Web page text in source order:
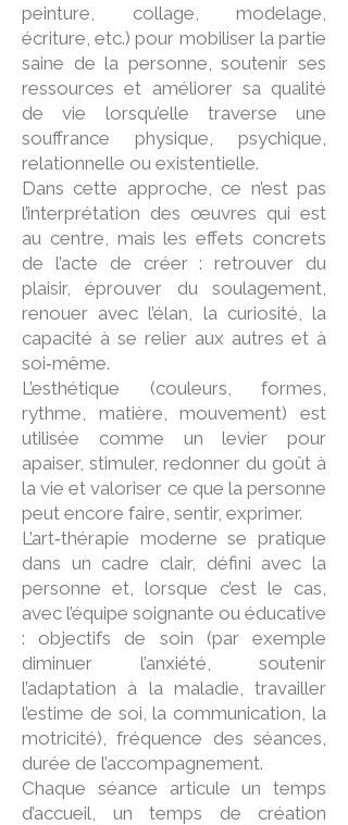
peinture, collage, modelage,
écriture, etc.) pour mobiliser la partie
saine de la personne, soutenir ses
ressources et améliorer sa qualité
de vie lorsqu’elle traverse une
souffrance physique, psychique,
relationnelle ou existentielle.
Dans cette approche, ce n’est pas
l’interprétation des œuvres qui est
au centre, mais les effets concrets
de l’acte de créer : retrouver du
plaisir, éprouver du soulagement,
renouer avec l’élan, la curiosité, la
capacité à se relier aux autres et à
soi‑même.
L’esthétique (couleurs, formes,
rythme, matière, mouvement) est
utilisée comme un levier pour
apaiser, stimuler, redonner du goût à
la vie et valoriser ce que la personne
peut encore faire, sentir, exprimer.
L’art‑thérapie moderne se pratique
dans un cadre clair, défini avec la
personne et, lorsque c’est le cas,
avec l’équipe soignante ou éducative
: objectifs de soin (par exemple
diminuer l’anxiété, soutenir
l’adaptation à la maladie, travailler
l’estime de soi, la communication, la
motricité), fréquence des séances,
durée de l’accompagnement.
Chaque séance articule un temps
d’accueil, un temps de création